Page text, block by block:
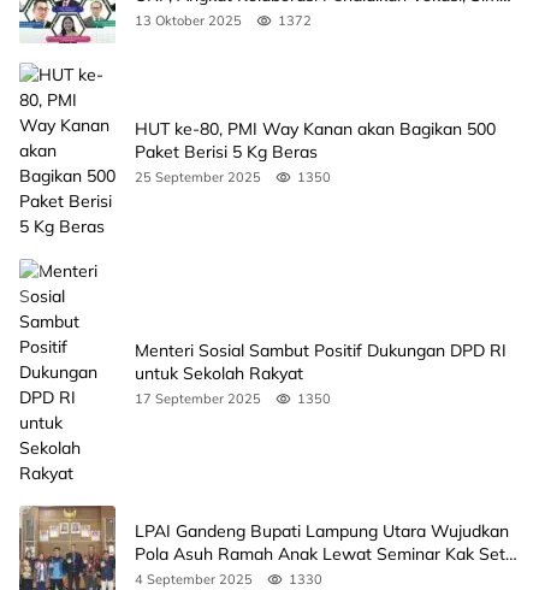
Agendanya
13 Oktober 2025 1372
HUT ke-80, PMI Way Kanan akan Bagikan 500
Paket Berisi 5 Kg Beras
25 September 2025 1350
Menteri Sosial Sambut Positif Dukungan DPD RI
untuk Sekolah Rakyat
17 September 2025 1350
LPAI Gandeng Bupati Lampung Utara Wujudkan
Pola Asuh Ramah Anak Lewat Seminar Kak Seto,
Ini Jadwalnya
4 September 2025 1330